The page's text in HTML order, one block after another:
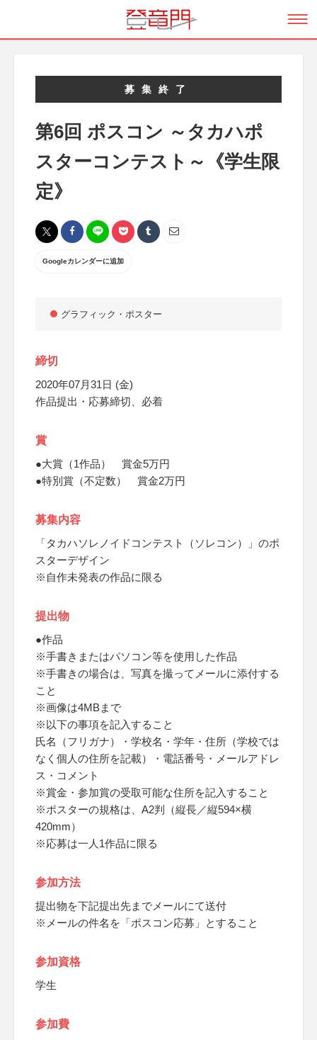
募集終了
第6回 ポスコン ～タカハポ
スターコンテスト～《学生限
定》
Googleカレンダーに追加
グラフィック・ポスター
締切
2020年07月31日 (金)
作品提出・応募締切、必着
賞
●大賞（1作品） 賞金5万円
●特別賞（不定数） 賞金2万円
募集内容
「タカハソレノイドコンテスト（ソレコン）」のポ
スターデザイン
※自作未発表の作品に限る
提出物
●作品
※手書きまたはパソコン等を使用した作品
※手書きの場合は、写真を撮ってメールに添付する
こと
※画像は4MBまで
※以下の事項を記入すること
氏名（フリガナ）・学校名・学年・住所（学校では
なく個人の住所を記載）・電話番号・メールアドレ
ス・コメント
※賞金・参加賞の受取可能な住所を記入すること
※ポスターの規格は、A2判（縦長／縦594×横
420mm）
※応募は一人1作品に限る
参加方法
提出物を下記提出先までメールにて送付
※メールの件名を「ポスコン応募」とすること
参加資格
学生
参加費